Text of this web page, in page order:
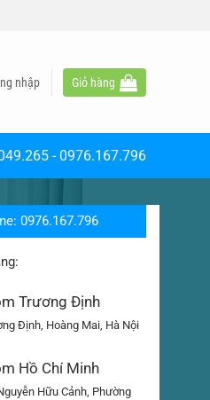
nhập Giỏ hàng
-0976.167.796
0976.167.796
Trương Định
Định, Hoàng Mai, Hà Nội
Hồ Chí Minh
Hữu Cảnh, Phường